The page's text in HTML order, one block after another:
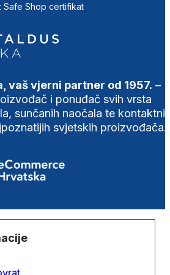
Shop certifikat
vaš vjerni partner od 1957. –
i ponuđač svih vrsta
sunčanih naočala te
svjetskih proizvođača.